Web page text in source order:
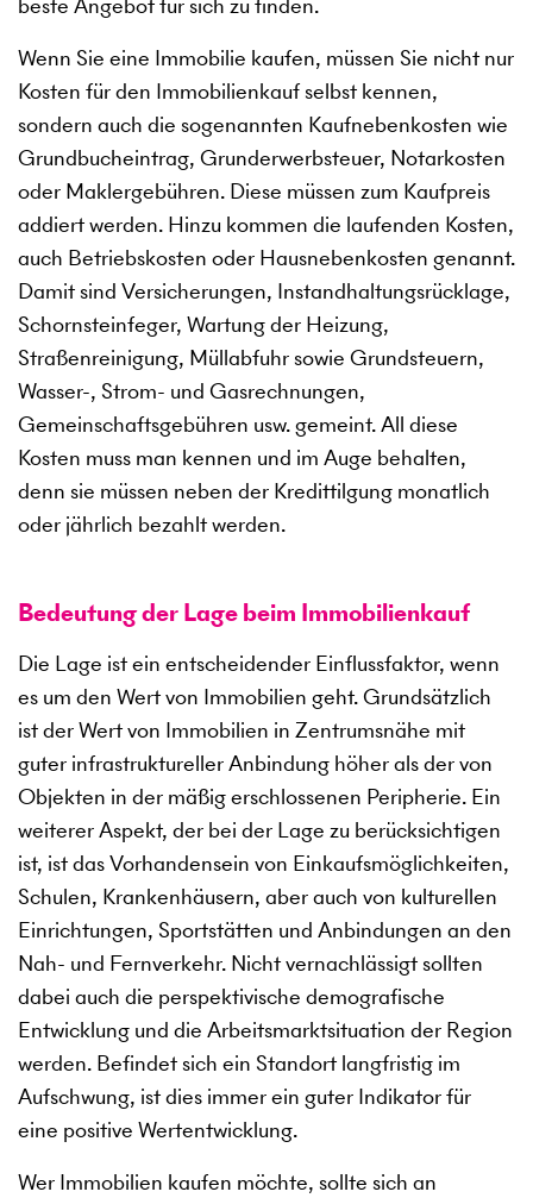
Wenn Sie eine Immobilie kaufen, müssen Sie nicht nur
Kosten für den Immobilienkauf selbst kennen,
sondern auch die sogenannten Kaufnebenkosten wie
Grundbucheintrag, Grunderwerbsteuer, Notarkosten
oder Maklergebühren. Diese müssen zum Kaufpreis
addiert werden. Hinzu kommen die laufenden Kosten,
auch Betriebskosten oder Hausnebenkosten genannt.
Damit sind Versicherungen, Instandhaltungsrücklage,
Schornsteinfeger, Wartung der Heizung,
Straßenreinigung, Müllabfuhr sowie Grundsteuern,
Wasser-, Strom- und Gasrechnungen,
Gemeinschaftsgebühren usw. gemeint. All diese
Kosten muss man kennen und im Auge behalten,
denn sie müssen neben der Kredittilgung monatlich
oder jährlich bezahlt werden.
Bedeutung der Lage beim Immobilienkauf
Die Lage ist ein entscheidender Einflussfaktor, wenn
es um den Wert von Immobilien geht. Grundsätzlich
ist der Wert von Immobilien in Zentrumsnähe mit
guter infrastruktureller Anbindung höher als der von
Objekten in der mäßig erschlossenen Peripherie. Ein
weiterer Aspekt, der bei der Lage zu berücksichtigen
ist, ist das Vorhandensein von Einkaufsmöglichkeiten,
Schulen, Krankenhäusern, aber auch von kulturellen
Einrichtungen, Sportstätten und Anbindungen an den
Nah- und Fernverkehr. Nicht vernachlässigt sollten
dabei auch die perspektivische demografische
Entwicklung und die Arbeitsmarktsituation der Region
werden. Befindet sich ein Standort langfristig im
Aufschwung, ist dies immer ein guter Indikator für
eine positive Wertentwicklung.
Wer Immobilien kaufen möchte, sollte sich an